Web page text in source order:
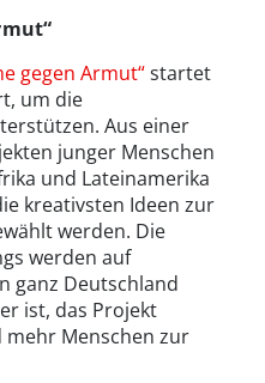
gegen Armut“startet
um die
Aus einer
junger Menschen
und Lateinamerika
kreativsten Ideen zur
werden. Die
werden auf
ganz Deutschland
ist, das Projekt
Menschen zur